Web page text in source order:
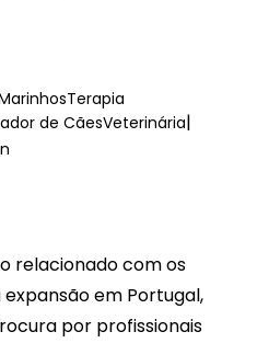
Terapia
de CãesVeterinária|
relacionado com os
em Portugal,
por profissionais